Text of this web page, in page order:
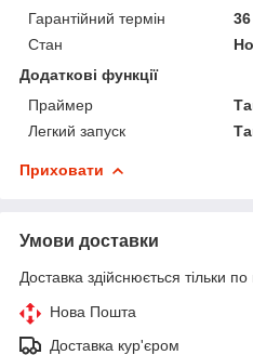
Гарантійний термін
36
Стан
Додаткові функції
Праймер
Легкий запуск
Приховати
Умови доставки
Доставка здійснюється тільки по
Нова Пошта
Доставка кур'єром